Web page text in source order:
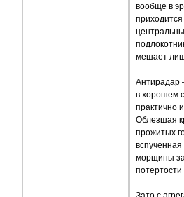
вообще в
мешает
Антирадар
в хорошем
практично
Облезшая
прожитых
морщины